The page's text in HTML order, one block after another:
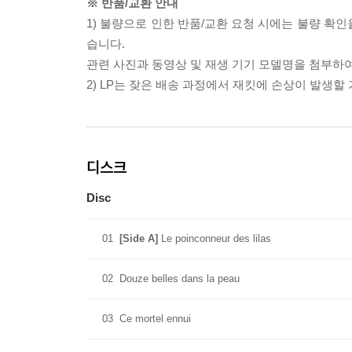
※ 반품/교환 안내
1) 불량으로 인한 반품/교환 요청 시에는 불량 확
습니다.
관련 사진과 동영상 및 재생 기기 모델명을 첨부하
2) LP는 잦은 배송 과정에서 재킷에 손상이 발생
디스크
Disc
01 [Side A] Le poinconneur des lilas
02 Douze belles dans la peau
03 Ce mortel ennui